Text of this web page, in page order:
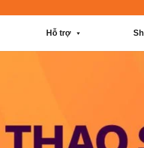
Hỗ trợ